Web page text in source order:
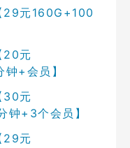
29元160G+100
20元
+会员】
30元
+3个会员】
29元